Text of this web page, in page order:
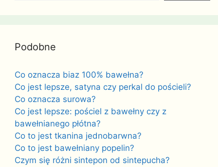
Podobne
Co oznacza biaz 100% bawełna?
Co jest lepsze, satyna czy perkal do pościeli?
Co oznacza surowa?
Co jest lepsze: pościel z bawełny czy z
bawełnianego płótna?
Co to jest tkanina jednobarwna?
Co to jest bawełniany popelin?
Czym się różni sintepon od sintepucha?